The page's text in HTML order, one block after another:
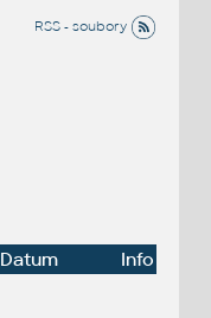
RSS - soubory
Datum
Info